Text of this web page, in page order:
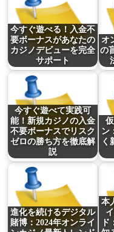
今すぐ遊べる！入金不
要ボーナスがあなたの
カジノデビューを完全
サポート
オ
の
今すぐ遊べて実践可
能！新規カジノの入金
不要ボーナスでリスク
ゼロの勝ち方を徹底解
説
ン
く
進化を続けるデジタル
賭博：2024年オンライ
本